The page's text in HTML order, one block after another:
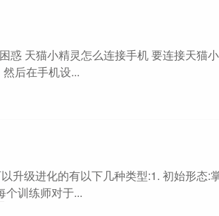
惑 天猫小精灵怎么连接手机 要连接天猫
后在手机设...
升级进化的有以下几种类型:1. 初始形态:
个训练师对于...